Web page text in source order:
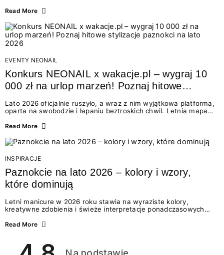
świata beauty i oszałamiających deserów to coś więcej niż
zmysłami: przez soczysty kolor, aksamitną teksturę,
orzeźwiający zapach i słodki akcent na podniebieniu. Tego lata
NEONAIL łączy siły z marką Willisch, tworząc unikalny projekt
na styku jedzenia i piękna....
Read More
EVENTY NEONAIL
Konkurs NEONAIL x wakacje.pl – wygraj 10
000 zł na urlop marzeń! Poznaj hitowe
Lato 2026 oficjalnie ruszyło, a wraz z nim wyjątkowa platforma,
oparta na swobodzie i łapaniu beztroskich chwil. Letnia mapa
doświadczenia wakacji – od spontanicznych wyjazdów, przez
Motywem przewodnim jest eksplorowanie i kolekcjonowanie
letnich momentów. Z tej okazji przygotowaliśmy coś absolutnie
wyjątkowego: wielki konkurs z wakacje.pl oraz dawkę
najgorętszych trendów w...
Read More
INSPIRACJE
Paznokcie na lato 2026 – kolory i wzory,
które dominują
Letni manicure w 2026 roku stawia na wyraziste kolory,
kreatywne zdobienia i świeże interpretacje ponadczasowych
zarówno energetycznych odcieni inspirowanych wakacjami, jak
2026? Znajdź inspirację dla swojego manicure!
Read More